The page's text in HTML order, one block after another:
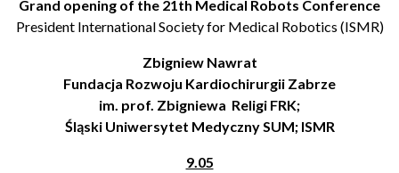
Grand opening of the 21th Medical Robots Conference
President International Society for Medical Robotics (ISMR)
Zbigniew Nawrat
Fundacja Rozwoju Kardiochirurgii Zabrze
im. prof. Zbigniewa Religi FRK;
Śląski Uniwersytet Medyczny SUM; ISMR
9.05